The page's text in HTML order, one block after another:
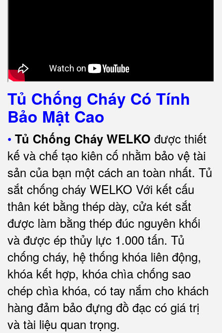
Tủ Chống Cháy Có Tính
Bảo Mật Cao
• Tủ Chống Cháy WELKO được thiết
kế và chế tạo kiên cố nhằm bảo vệ tài
sản của bạn một cách an toàn nhất. Tủ
sắt chống cháy WELKO Với kết cấu
thân két bằng thép dày, cửa két sắt
được làm bằng thép đúc nguyên khối
và được ép thủy lực 1.000 tấn. Tủ
chống cháy, hệ thống khóa liên động,
khóa kết hợp, khóa chìa chống sao
chép chìa khóa, có tay nắm cho khách
hàng đảm bảo đựng đồ đạc có giá trị
và tài liệu quan trọng.